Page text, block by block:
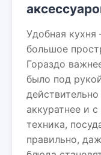
Удобная кухня
большое
Гораздо
было под
аккуратнее и
техника,
правильно,